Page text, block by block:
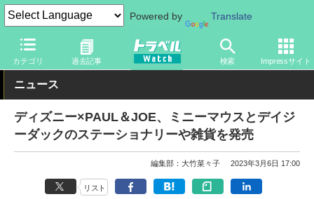
Powered by Translate
カテゴリ 過去記事 検索 Impressサイト
トラベル Watch 旅のアイテム 旅行グッズ キャラクター
ニュース
ディズニー×PAUL＆JOE、ミニーマウスとデイジ
ーダックのステーショナリーや雑貨を発売
編集部：大竹菜々子 2023年3月6日 17:00
リスト